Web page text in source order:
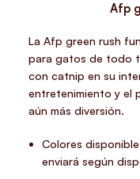
Afp
La Afp green rush
para gatos de todo
con catnip en su
entretenimiento y el
aún más diversión.
Colores
enviará según